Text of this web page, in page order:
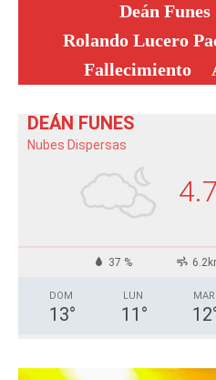
Deán Funes
Rolando Lucero
Fallecimiento
DEÁN FUNES
Nubes Dispersas
4.7
37 %
DOM
13°
LUN
11 °
MAR
12